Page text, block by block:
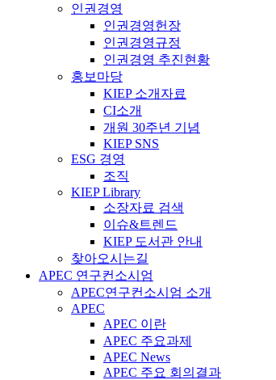
인권경영
인권경영헌장
인권경영규정
인권경영 추진현황
홍보마당
KIEP 소개자료
CI소개
개원 30주년 기념
KIEP SNS
ESG 경영
조직
KIEP Library
소장자료 검색
이슈&트렌드
KIEP 도서관 안내
찾아오시는길
APEC 연구컨소시엄
APEC연구컨소시엄 소개
APEC
APEC 이란
APEC 주요과제
APEC News
APEC 주요 회의결과